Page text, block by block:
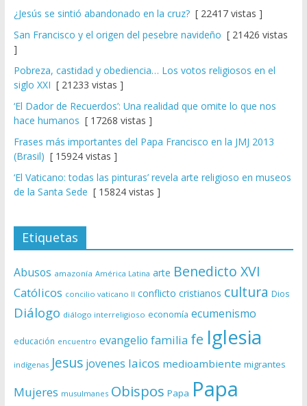
¿Jesús se sintió abandonado en la cruz?[ 22417 vistas ]
San Francisco y el origen del pesebre navideño [ 21426 vistas
]
Pobreza, castidad y obediencia… Los votos religiosos en el
siglo XXI [ 21233 vistas ]
‘El Dador de Recuerdos’: Una realidad que omite lo que nos
hace humanos [ 17268 vistas ]
Frases más importantes del Papa Francisco en la JMJ 2013
(Brasil) [ 15924 vistas ]
‘El Vaticano: todas las pinturas’ revela arte religioso en museos
de la Santa Sede [ 15824 vistas ]
Etiquetas
Abusos amazonía América Latina arte Benedicto XVI
Católicos concilio vaticano II conflicto cristianos cultura Dios
Diálogo diálogo interreligioso economía ecumenismo
educación encuentro evangelio familia fe Iglesia
indígenas Jesus jovenes laicos medioambiente migrantes
Mujeres musulmanes Obispos Papa Papa